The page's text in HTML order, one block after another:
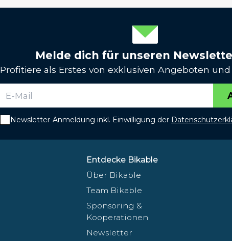
Melde dich für unseren
Profitiere als Erstes von exklusiven Angeboten
Newsletter-Anmeldung inkl. Einwilligung der
Entdecke Bikable
Über Bikable
Team Bikable
Sponsoring &
Kooperationen
Newsletter